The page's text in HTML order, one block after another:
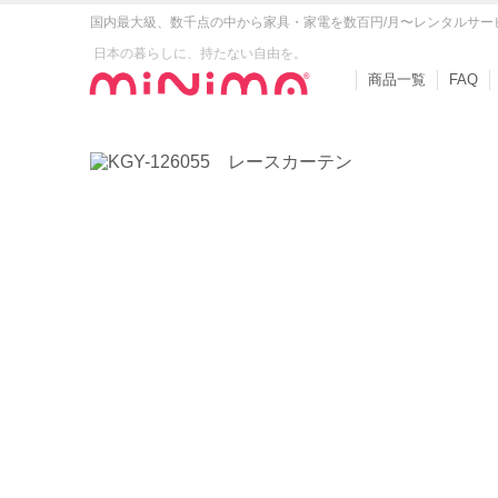
国内最大級、数千点の中から家具・家電を数百円/月〜レンタルサー
日本の暮らしに、持たない自由を。
商品一覧 FAQ